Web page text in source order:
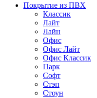
Покрытие из ПВХ
Классик
Лайт
Лайн
Офис
Офис Лайт
Офис Классик
Парк
Софт
Стэп
Стоун